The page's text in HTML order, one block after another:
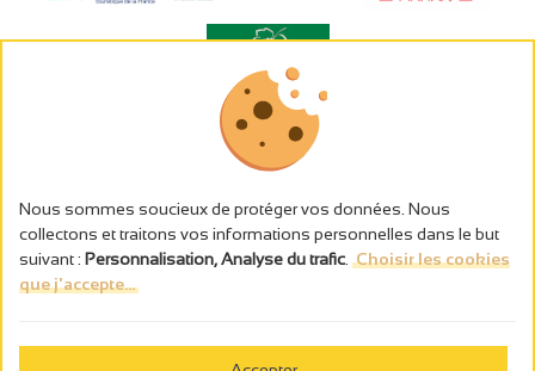
L’abus d’alcool est dangereux pour la santé, à consommer avec
modération.
Wettelijke vermeldingen
Politique de confidentialité
Made in France by
Nous sommes soucieux de protéger vos données. Nous
collectons et traitons vos informations personnelles dans le but
suivant : Personnalisation, Analyse du trafic Choisir les cookies
que j'accepte...